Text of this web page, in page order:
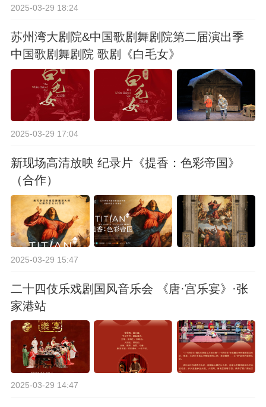
2025-03-29 18:24
苏州湾大剧院&中国歌剧舞剧院第二届演出季
中国歌剧舞剧院 歌剧《白毛女》
2025-03-29 17:04
新现场高清放映 纪录片《提香：色彩帝国》
（合作）
2025-03-29 15:47
二十四伎乐戏剧国风音乐会 《唐·宫乐宴》·张
家港站
2025-03-29 14:47